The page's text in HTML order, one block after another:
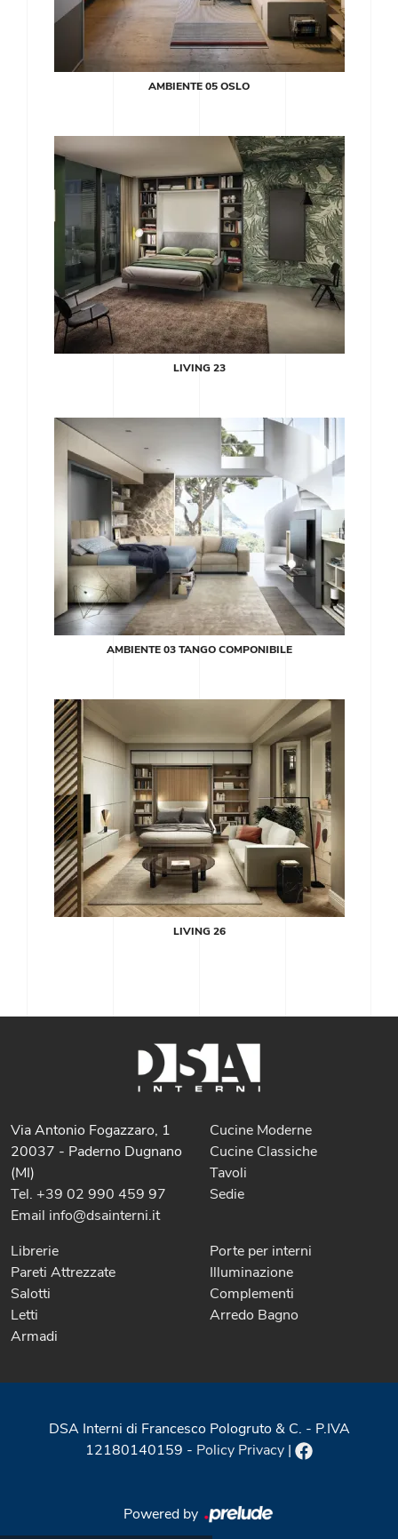
AMBIENTE 05 OSLO
LIVING 23
AMBIENTE 03 TANGO COMPONIBILE
LIVING 26
Via Antonio Fogazzaro, 1
20037 - Paderno Dugnano
(MI)
Tel. +39 02 990 459 97
Email info@dsainterni.it
Cucine Moderne
Cucine Classiche
Tavoli
Sedie
Librerie
Pareti Attrezzate
Salotti
Letti
Armadi
Porte per interni
Illuminazione
Complementi
Arredo Bagno
DSA Interni di Francesco Pologruto & C. - P.IVA
12180140159 - Policy Privacy |
Powered by